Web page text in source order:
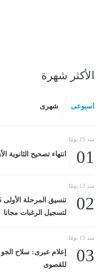
الأكثر شهرة
اسبوعى شهرى
منذ 15 يومًا
01 انتهاء تصحيح الثانوية
منذ 13 يومًا
02
لتسجيل الرغبات مجانا
منذ 15 يومًا
03
إعلام عبرى: سلاح
للقصوى